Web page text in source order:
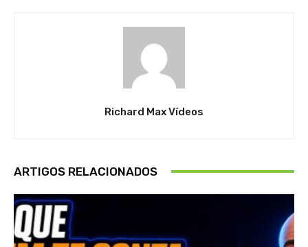
Richard Max Vídeos
ARTIGOS RELACIONADOS